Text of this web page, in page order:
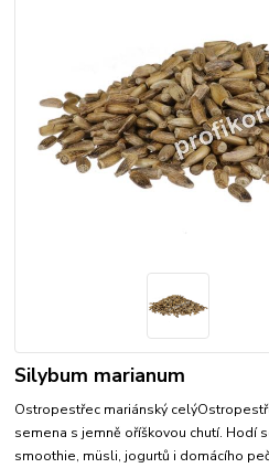
Silybum marianum
Ostropestřec mariánský
semena s jemně oříškovou chutí. Hodí
smoothie, müsli, jogurtů i domácího